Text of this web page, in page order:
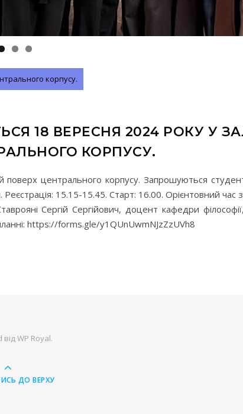
корпусу.
18 ВЕРЕСНЯ 2024 РОКУ У
КОРПУСУ.
центрального корпусу. Запрошуються
15.15-15.45. Старт: 16.00. Орієнтовний час
Сергій Сергійович, доцент кафедри
https://forms.gle/y1QUnUwmNJzZzUVh8
відWP Royal.
ДО ВЕРХУ